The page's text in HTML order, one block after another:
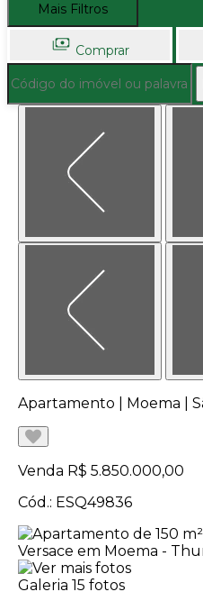
Mais Filtros
Comprar
Apartamento | Moema |
Venda R$ 5.850.000,00
Cód.: ESQ49836
Galeria 15 fotos